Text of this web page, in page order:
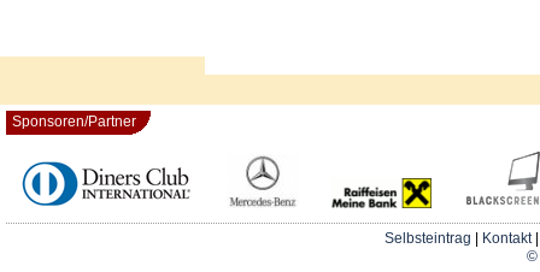
Sponsoren/Partner
Selbsteintrag Kontakt
©